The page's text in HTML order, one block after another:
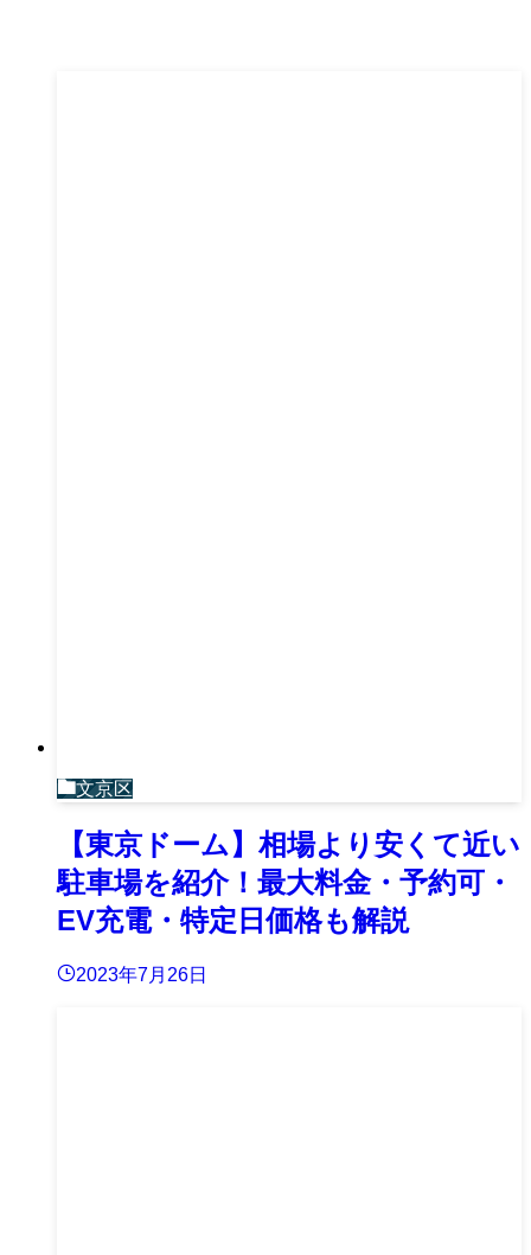
文京区
【東京ドーム】相場より安くて近い
駐車場を紹介！最大料金・予約可・
EV充電・特定日価格も解説
2023年7月26日